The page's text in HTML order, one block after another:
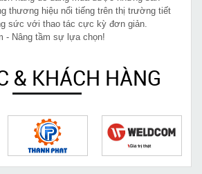
thương hiệu nổi tiếng trên thị trường tiết
sức với thao tác cực kỳ đơn giản.
- Nâng tầm sự lựa chọn!
& KHÁCH HÀNG